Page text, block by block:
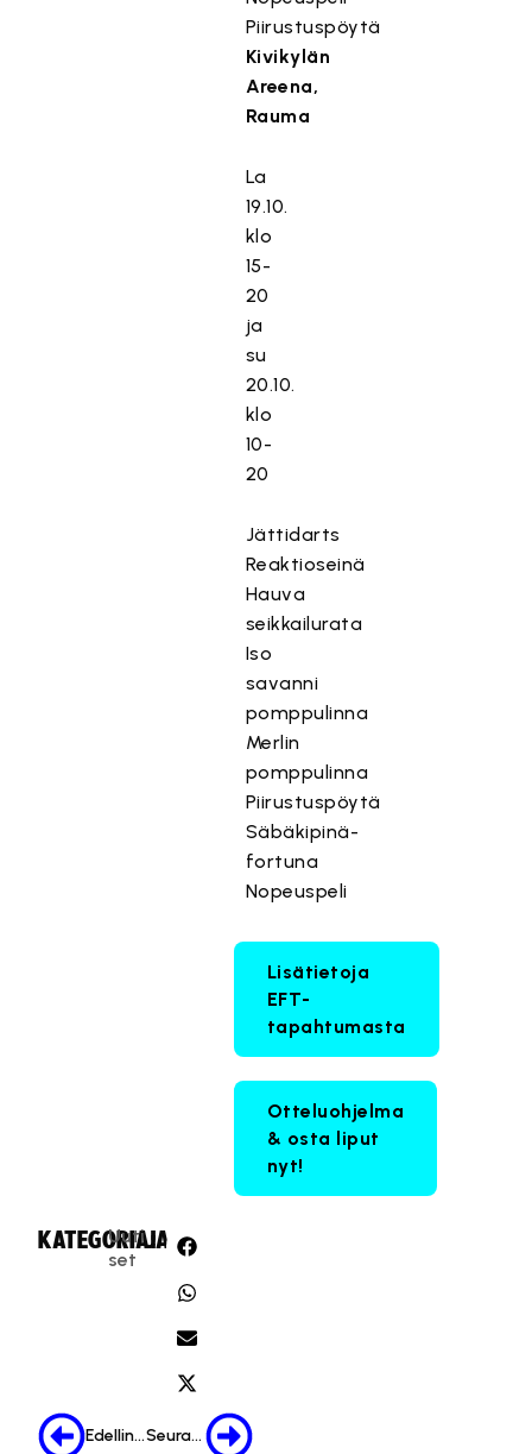
Piirustuspöytä
Kivikylän
Areena,
Rauma
La
19.10.
klo
15-
20
ja
su
20.10.
klo
10-
20
Jättidarts
Reaktioseinä
Hauva
seikkailurata
Iso
savanni
pomppulinna
Merlin
pomppulinna
Piirustuspöytä
Säbäkipinä-
fortuna
Nopeuspeli
Lisätietoja
EFT-
tapahtumasta
Otteluohjelma
& osta liput
nyt!
KATEGORIA:
Uuti
set
JAA:
Edellinen Seuraava